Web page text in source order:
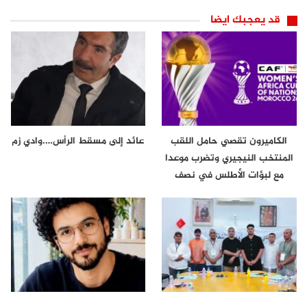
قد يعجبك ايضا
الكاميرون تقصي حامل اللقب
المنتخب النيجيري وتضرب موعدا
مع لبؤات الأطلس في نصف
عائد إلى مسقط الرأس….وادي زم